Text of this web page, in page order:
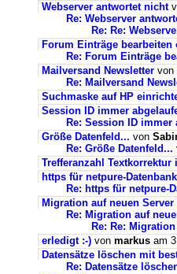
Webserver antwortet nicht
Re: Webserver
Re: Re:
Forum Einträge bearbeiten
Re: Forum Einträge
Mailversand Newsletter von
Re: Mailversand
Suchmaske auf HP
Session ID immer
Re: Session ID immer
Größe Datenfeld... von
Re: Größe Datenfeld...
Trefferanzahl Textkorrektur
https für netpure-
Re: https für netpure-
Migration auf neuen
Re: Migration auf
Re: Re:
erledigt :-) von markus am
Datensätze löschen mit
Re: Datensätze